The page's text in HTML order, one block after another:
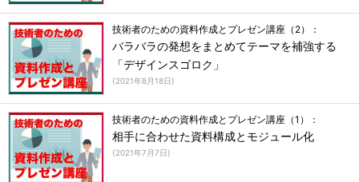
技術者のための資料作成とプレゼン講座（2）：
バラバラの発想をまとめてテーマを補強する
「デザインスゴロク」
(2021年8月18日)
技術者のための資料作成とプレゼン講座（1）：
相手に合わせた資料構成とモジュール化
(2021年7月7日)